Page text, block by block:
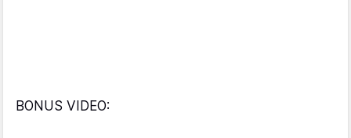
BONUS VIDEO: